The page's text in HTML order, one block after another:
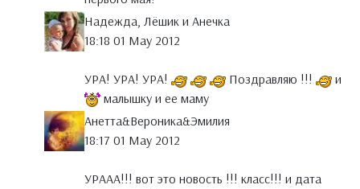
Надежда, Лёшик и Анечка
18:18 01 May 2012
УРА! УРА! УРА! Поздравляю !!!
и
малышку и ее маму
Анетта&Вероника&Эмилия
18:17 01 May 2012
УРААА!!! вот это новость !!! класс!!! и дата